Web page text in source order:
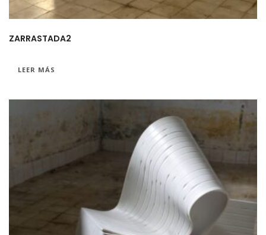
ZARRASTADA2
LEER MÁS